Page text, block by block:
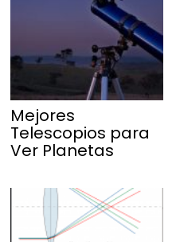
Mejores
Telescopios para
Ver Planetas